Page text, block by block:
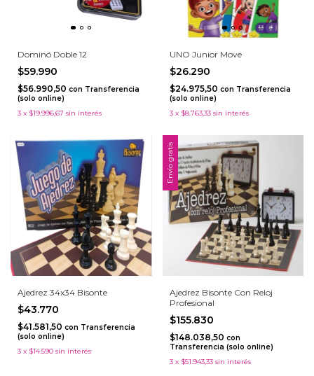
Dominó Doble 12
$59.990
$56.990,50 con Transferencia
(solo online)
3 x $19.996,67 sin interés
UNO Junior Move
$26.290
$24.975,50 con Transferencia
(solo online)
3 x $8.763,33 sin interés
Ajedrez 34x34 Bisonte
$43.770
$41.581,50 con Transferencia
(solo online)
3 x $14.590 sin interés
Envío gratis
Ajedrez Bisonte Con Reloj
Profesional
$155.830
$148.038,50 con
Transferencia (solo online)
3 x $51.943,33 sin interés